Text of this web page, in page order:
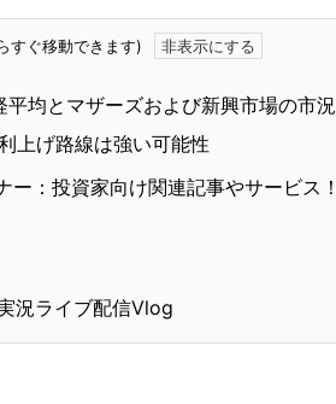
すぐ移動できます)
平均とマザーズおよび新興市場の市況
上げ路線は強い可能性
ー：投資家向け関連記事やサービス！
況ライブ配信Vlog